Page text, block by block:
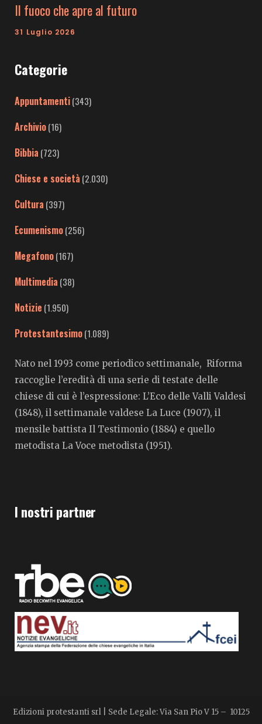
Il fuoco che apre al futuro
31 Luglio 2026
Categorie
Appuntamenti(343)
Archivio(16)
Bibbia (723)
Chiese e società (2.030)
Cultura (397)
Ecumenismo(256)
Megafono(167)
Multimedia (38)
Notizie (1.950)
Protestantesimo(1.089)
Nato nel 1993 come periodico settimanale, Riforma
raccoglie l’eredità di una serie di testate delle
chiese di cui è l’espressione: L’Eco delle Valli Valdesi
(1848), il settimanale valdese La Luce (1907), il
mensile battista Il Testimonio (1884) e quello
metodista La Voce metodista (1951).
I nostri partner
Edizioni protestanti srl | Sede Legale: Via San Pio V 15 – 10125